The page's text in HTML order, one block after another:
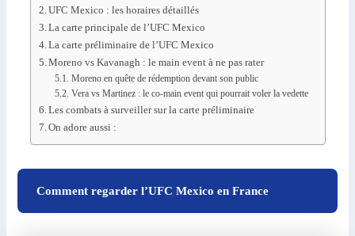
UFC Mexico : les horaires détaillés
La carte principale de l’UFC Mexico
La carte préliminaire de l’UFC Mexico
Moreno vs Kavanagh : le main event à ne pas rater
Moreno en quête de rédemption devant son public
Vera vs Martinez : le co-main event qui pourrait voler la vedette
Les combats à surveiller sur la carte préliminaire
On adore aussi :
Comment regarder l’UFC Mexico en France